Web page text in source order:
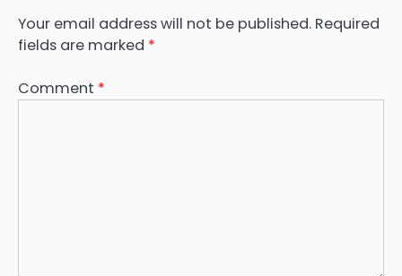
Your email address will not be published. Required
fields are marked *
Comment *